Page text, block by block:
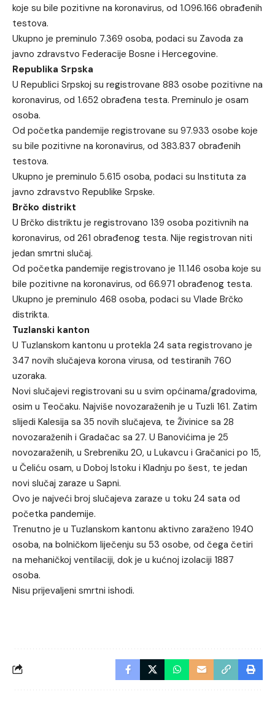
koje su bile pozitivne na koronavirus, od 1.096.166 obrađenih
testova.
Ukupno je preminulo 7.369 osoba, podaci su Zavoda za
javno zdravstvo Federacije Bosne i Hercegovine.
Republika Srpska
U Republici Srpskoj su registrovane 883 osobe pozitivne na
koronavirus, od 1.652 obrađena testa. Preminulo je osam
osoba.
Od početka pandemije registrovane su 97.933 osobe koje
su bile pozitivne na koronavirus, od 383.837 obrađenih
testova.
Ukupno je preminulo 5.615 osoba, podaci su Instituta za
javno zdravstvo Republike Srpske.
Brčko distrikt
U Brčko distriktu je registrovano 139 osoba pozitivnih na
koronavirus, od 261 obrađenog testa. Nije registrovan niti
jedan smrtni slučaj.
Od početka pandemije registrovano je 11.146 osoba koje su
bile pozitivne na koronavirus, od 66.971 obrađenog testa.
Ukupno je preminulo 468 osoba, podaci su Vlade Brčko
distrikta.
Tuzlanski kanton
U Tuzlanskom kantonu u protekla 24 sata registrovano je
347 novih slučajeva korona virusa, od testiranih 760
uzoraka.
Novi slučajevi registrovani su u svim općinama/gradovima,
osim u Teočaku. Najviše novozaraženih je u Tuzli 161. Zatim
slijedi Kalesija sa 35 novih slučajeva, te Živinice sa 28
novozaraženih i Gradačac sa 27. U Banovićima je 25
novozaraženih, u Srebreniku 20, u Lukavcu i Gračanici po 15,
u Čeliću osam, u Doboj Istoku i Kladnju po šest, te jedan
novi slučaj zaraze u Sapni.
Ovo je najveći broj slučajeva zaraze u toku 24 sata od
početka pandemije.
Trenutno je u Tuzlanskom kantonu aktivno zaraženo 1940
osoba, na bolničkom liječenju su 53 osobe, od čega četiri
na mehaničkoj ventilaciji, dok je u kućnoj izolaciji 1887
osoba.
Nisu prijevaljeni smrtni ishodi.